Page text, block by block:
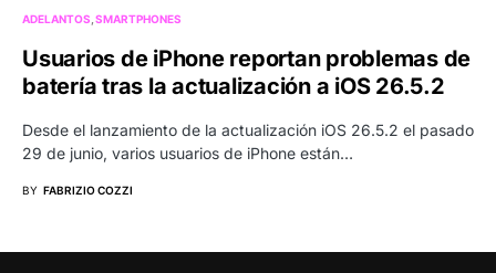
ADELANTOS SMARTPHONES
Usuarios de iPhone reportan problemas de
batería tras la actualización a iOS 26.5.2
Desde el lanzamiento de la actualización iOS 26.5.2 el pasado
29 de junio, varios usuarios de iPhone están…
BY FABRIZIO COZZI